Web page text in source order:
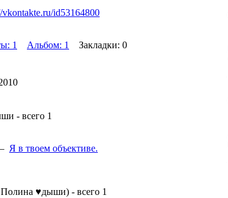
vkontakte.ru/id53164800
1 Альбом: 1 Закладки: 0
- всего 1
Я в твоем объективе.
♥дыши) - всего 1